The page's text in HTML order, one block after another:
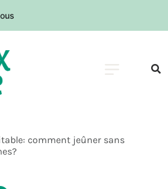
comment jeûner sans